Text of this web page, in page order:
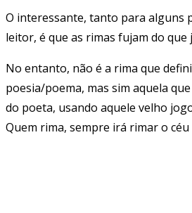
O interessante, tanto para alguns
leitor, é que as rimas fujam do que
No entanto, não é a rima que
poesia/poema, mas sim aquela
do poeta, usando aquele velho
Quem rima, sempre irá rimar o céu